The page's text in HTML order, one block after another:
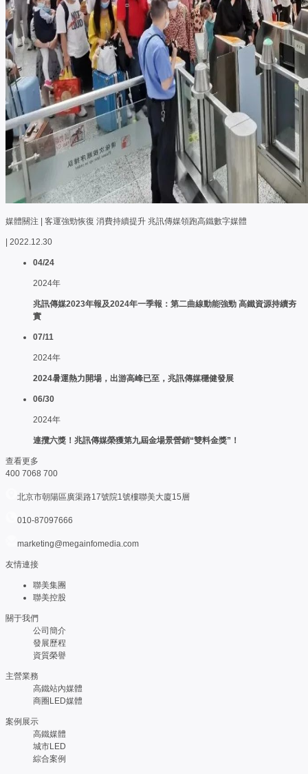
媒體關注 | 客運強勁恢復 消費持續提升 兆訊傳媒領跑高鐵數字媒體
| 2022.12.30
04/24
2024年
兆訊傳媒2023年報及2024年一季報：第二曲線動能強勁 高鐵資源持續夯
實
07/11
2024年
2024暑運熱力開場，出游高峰已至，兆訊傳媒穩健發展
06/30
2024年
連攬六獎！兆訊傳媒榮獲第九屆金場景營銷“雙料金獎”！
查看更多
400 7068 700
北京市朝陽區廣渠路17號院1號樓聯美大廈15層
010-87097666
marketing@megainfomedia.com
友情連接
聯美集團
聯美控股
關于我們
公司簡介
發展歷程
資質榮譽
主營業務
高鐵站內媒體
商圈LED媒體
案例展示
高鐵媒體
城市LED
綜合案例